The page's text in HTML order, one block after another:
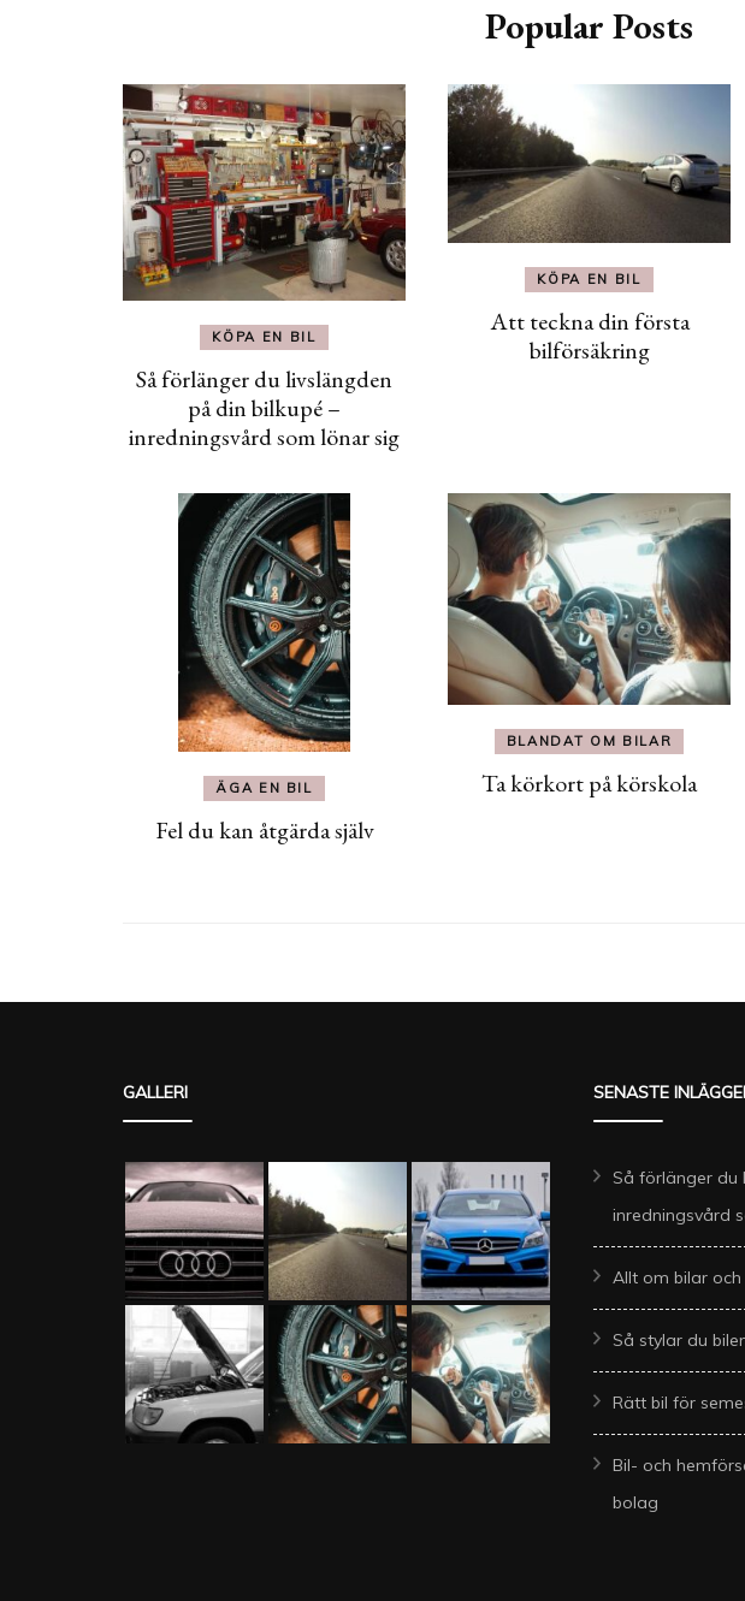
Popular Posts
KÖPA EN BIL
Så förlänger du livslängden
på din bilkupé –
inredningsvård som lönar sig
KÖPA EN BIL
Att teckna din första
bilförsäkring
ÄGA EN BIL
Fel du kan åtgärda själv
BLANDAT OM BILAR
Ta körkort på körskola
GALLERI SENASTE
Så förlänger du
inredningsvård
Allt om bilar
Så stylar du
Rätt bil för
Bil- och
bolag